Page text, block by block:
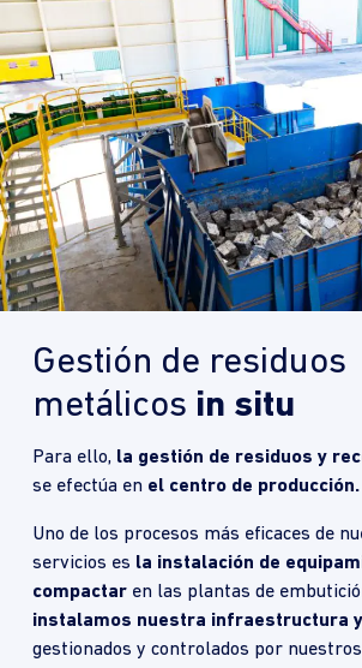
Gestión de residuos
metálicos in situ
Para ello, la gestión de residuos y
se efectúa en el centro de producción.
Uno de los procesos más eficaces de
servicios es la instalación de
compactaren las plantas de
instalamos nuestra infraestructura
gestionados y controlados por nuestros